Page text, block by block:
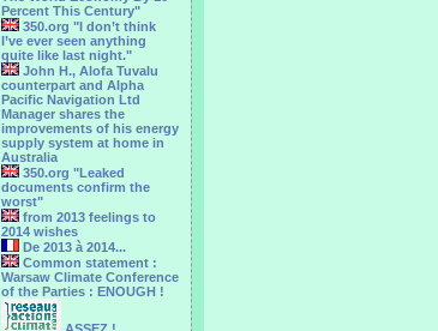
Percent This Century"
350.org "I don’t think
I’ve ever seen anything
quite like last night."
John H., Alofa Tuvalu
counterpart and Alpha
Pacific Navigation Ltd
Manager shares the
improvements of his energy
supply system at home in
Australia
350.org "Leaked
documents confirm the
worst"
from 2013 feelings to
2014 wishes
De 2013 à 2014...
Common statement :
Warsaw Climate Conference
of the Parties : ENOUGH !